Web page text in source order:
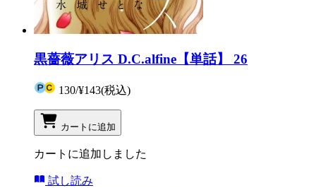
黒薔薇アリス D.C.alfine【単話】 26
130/¥143(税込)
カートに追加
カートに追加しました
試し読み